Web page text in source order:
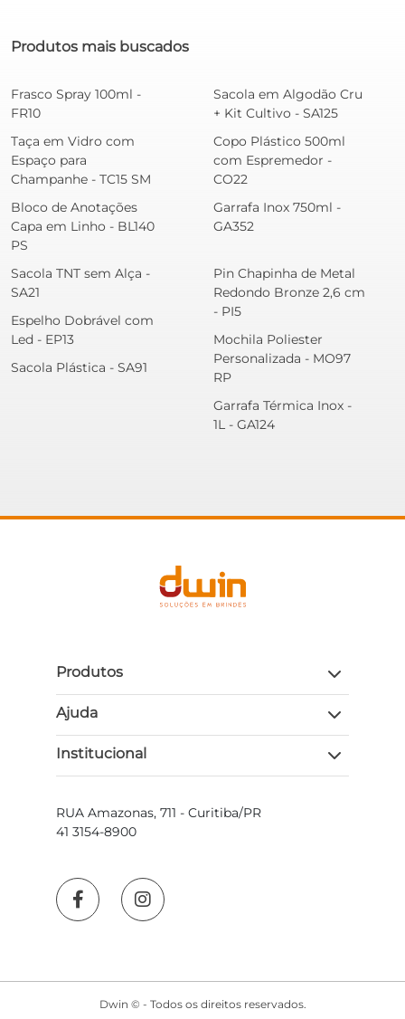
Produtos mais buscados
Frasco Spray 100ml -
FR10
Taça em Vidro com
Espaço para
Champanhe - TC15 SM
Bloco de Anotações
Capa em Linho - BL140
PS
Sacola em Algodão Cru
+ Kit Cultivo - SA125
Copo Plástico 500ml
com Espremedor -
CO22
Garrafa Inox 750ml -
GA352
Sacola TNT sem Alça -
SA21
Espelho Dobrável com
Led - EP13
Sacola Plástica - SA91
Pin Chapinha de Metal
Redondo Bronze 2,6 cm
- PI5
Mochila Poliester
Personalizada - MO97
RP
Garrafa Térmica Inox -
1L - GA124
Produtos
Ajuda
Institucional
RUA Amazonas, 711 - Curitiba/PR
41 3154-8900
Dwin © - Todos os direitos reservados.